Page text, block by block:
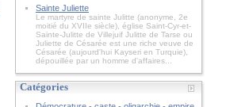
Sainte Juliette
Le martyre de sainte Julitte (anonyme, 2e
moitié du XVIIe siècle), église Saint-Cyr-et-
Sainte-Julitte de Villejuif Julitte de Tarse ou
Juliette de Césarée est une riche veuve de
Césarée (aujourd'hui Kayseri en Turquie),
dépouillée par un homme d'affaires...
Catégories